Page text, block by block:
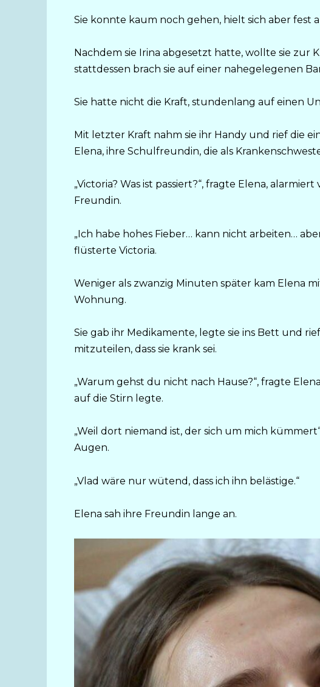
Sie konnte kaum noch gehen, hielt sich aber fest
Nachdem sie Irina abgesetzt hatte, wollte sie zur
stattdessen brach sie auf einer nahegelegenen
Sie hatte nicht die Kraft, stundenlang auf einen
Mit letzter Kraft nahm sie ihr Handy und rief die
Elena, ihre Schulfreundin, die als
„Victoria? Was ist passiert?“, fragte Elena,
Freundin.
„Ich habe hohes Fieber… kann nicht arbeiten…
flüsterte Victoria.
Weniger als zwanzig Minuten später kam Elena
Wohnung.
Sie gab ihr Medikamente, legte sie ins Bett und
mitzuteilen, dass sie krank sei.
„Warum gehst du nicht nach Hause?“, fragte
auf die Stirn legte.
„Weil dort niemand ist, der sich um mich
Augen.
„Vlad wäre nur wütend, dass ich ihn belästige.“
Elena sah ihre Freundin lange an.